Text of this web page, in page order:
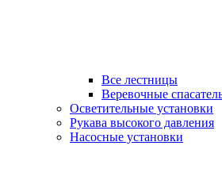
Все лестницы
Веревочные
Осветительные установки
Рукава высокого давления
Насосные установки